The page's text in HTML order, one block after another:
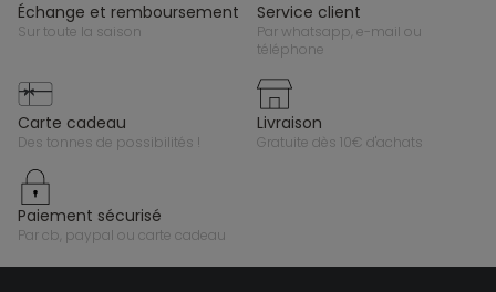
échange et remboursement
sur toute la saison
service client
par whatsapp, e-mail ou
téléphone
carte cadeau
des tonnes de possibilités !
livraison
gratuite dès 10€ d'achats
paiement sécurisé
par cb, paypal ou carte cadeau